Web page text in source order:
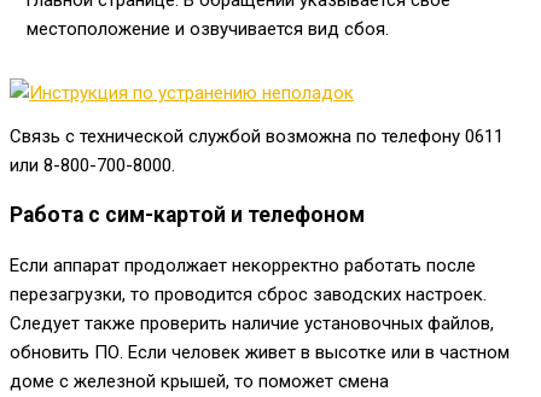
местоположение и озвучивается вид сбоя.
Связь с технической службой возможна по телефону 0611
или 8-800-700-8000
Работа с сим-картой и телефоном
Если аппарат продолжает некорректно работать после
перезагрузки, то проводится сброс заводских настроек.
Следует также проверить наличие установочных файлов,
обновить ПО. Если человек живет в высотке или в частном
доме с железной крышей, то поможет смена